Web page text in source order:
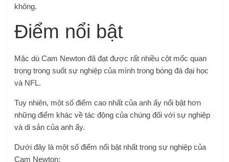
không.
Điểm nổi bật
Mặc dù Cam Newton đã đạt được rất nhiều cột mốc quan
trọng trong suốt sự nghiệp của mình trong bóng đá đại học
và NFL.
Tuy nhiên, một số điểm cao nhất của anh ấy nổi bật hơn
những điểm khác về tác động của chúng đối với sự nghiệp
và di sản của anh ấy.
Dưới đây là một số điểm nổi bật nhất trong sự nghiệp của
Cam Newton: